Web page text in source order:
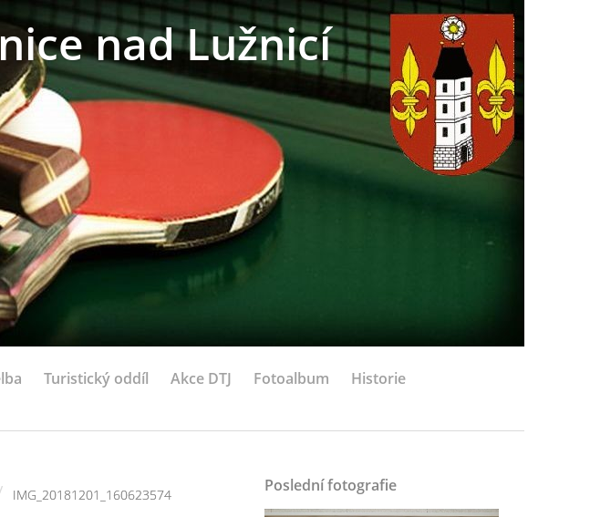
nad Lužnicí
Turistický oddíl Akce DTJ Fotoalbum Historie
IMG_20181201_160623574 Poslední fotografie